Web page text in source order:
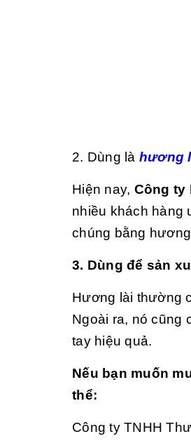
2. Dùng là hương
Hiện nay, Công ty
nhiều khách hàng
chúng bằng
3. Dùng để sản
Hương lài thường
Ngoài ra, nó cũng
tay hiệu quả.
Nếu bạn muốn
thể:
Công ty TNHH